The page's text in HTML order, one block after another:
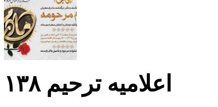
اعلامیه ترحیم ۱۳۸